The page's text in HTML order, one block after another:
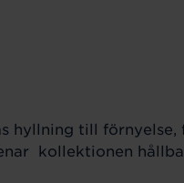
hyllning till förnyelse,
kollektionen